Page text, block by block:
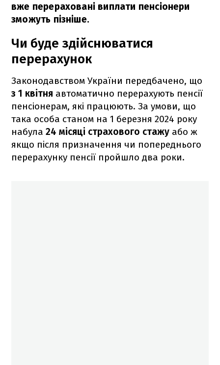
вже перераховані виплати пенсіонери
зможуть пізніше.
Чи буде здійснюватися
перерахунок
Законодавством України передбачено, що
з 1 квітня автоматично перерахують пенсії
пенсіонерам, які працюють. За умови, що
така особа станом на 1 березня 2024 року
набула 24 місяці страхового стажу або ж
якщо після призначення чи попереднього
перерахунку пенсії пройшло два роки.